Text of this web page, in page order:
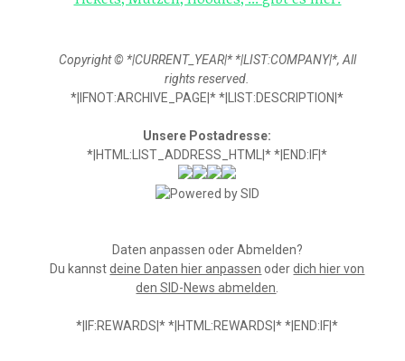
Copyright © *|CURRENT_YEAR|* *|LIST:COMPANY|*, All
rights reserved.
*|IFNOT:ARCHIVE_PAGE|* *|LIST:DESCRIPTION|*
Unsere Postadresse:
*|HTML:LIST_ADDRESS_HTML|* *|END:IF|*
Daten anpassen oder Abmelden?
Du kannstdeine Daten hier anpassen oderdich hier von
den SID-News abmelden
*|IF:REWARDS|* *|HTML:REWARDS|* *|END:IF|*